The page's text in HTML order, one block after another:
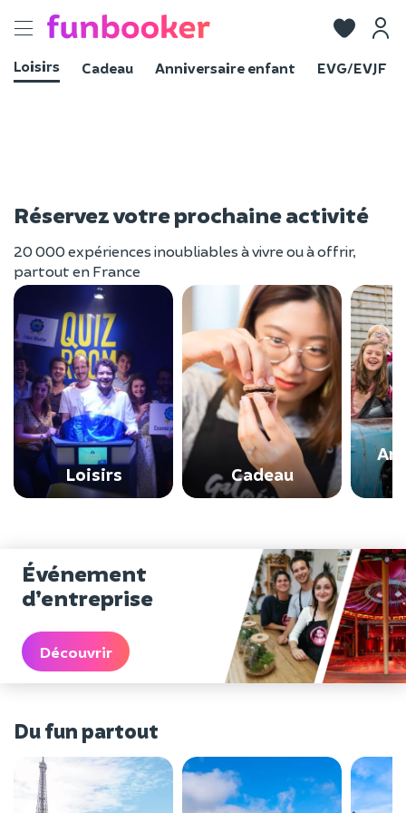
Toggle
Loisirs
Cadeau Anniversaire enfant EVG/EVJF
Réservez votre prochaine activité
20 000 expériences inoubliables à vivre ou à offrir,
partout en France
Loisirs Cadeau
Événement
d’entreprise
Découvrir
Du fun partout